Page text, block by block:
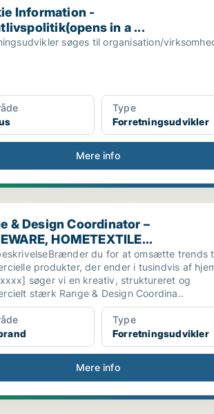
Information -
in a ...
søges til organisation/
Type
Forretningsudvikler
Mere info
Coordinator – HOMEWARE,
& Design Coordinator –
HOMETEXTILE...
du for at omsætte trends
produkter, der ender i tusindvis af
søger vi en kreativ, struktureret og
stærk Range & Design Coordina..
Type
Forretningsudvikler
Mere info